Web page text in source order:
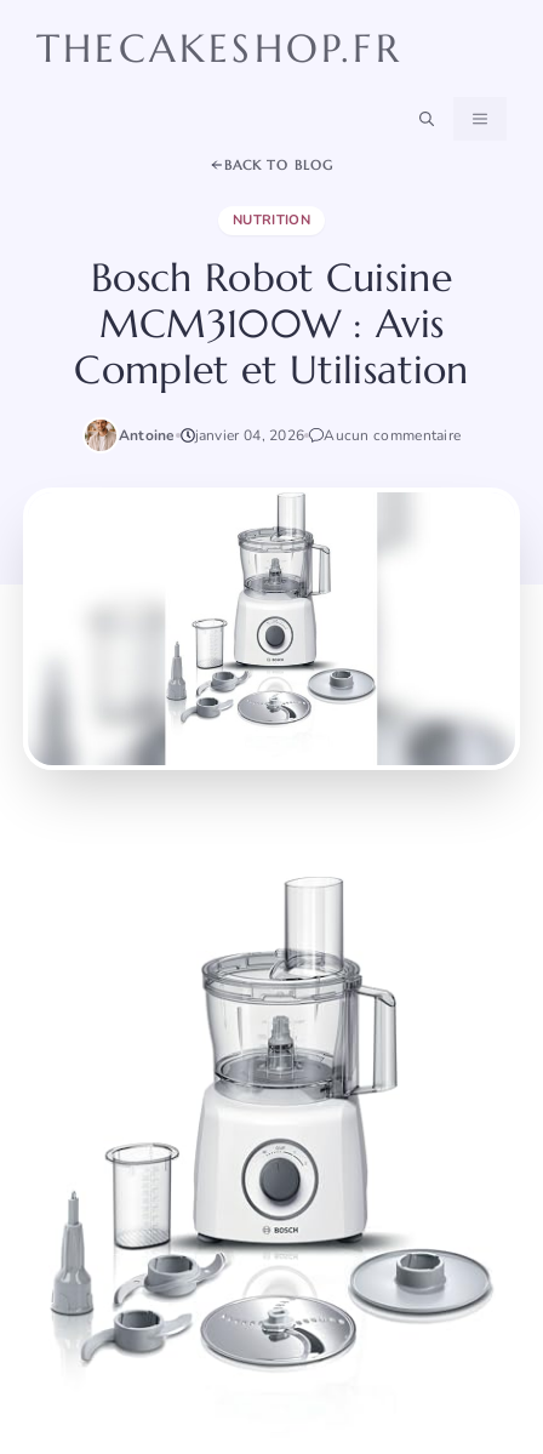
THECAKESHOP.FR
MENU
BACK TO BLOG
NUTRITION
Bosch Robot Cuisine
MCM3100W : Avis
Complet et Utilisation
Antoine janvier 04, 2026 Aucun commentaire